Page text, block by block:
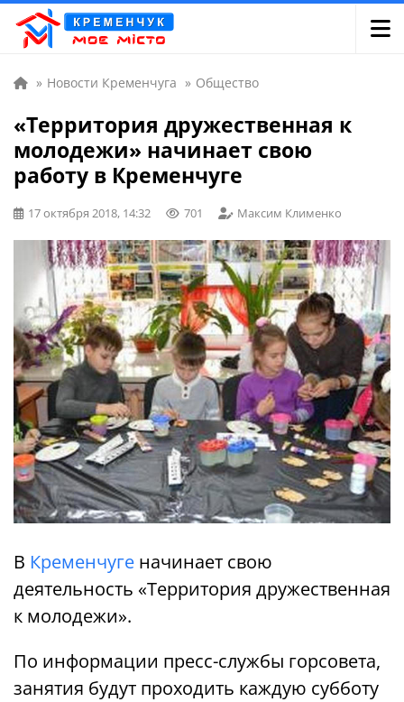
» Новости Кременчуга » Общество
«Территория дружественная к
молодежи» начинает свою
работу в Кременчуге
17 октября 2018, 14:32 701 Максим Клименко
В Кременчуге начинает свою
деятельность «Территория дружественная
к молодежи».
По информации пресс-службы горсовета,
занятия будут проходить каждую субботу